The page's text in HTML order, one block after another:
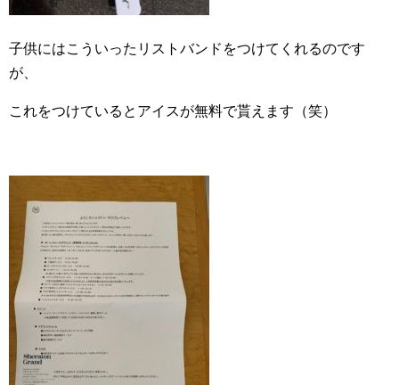
子供にはこういったリストバンドをつけてくれるのです
が、
これをつけているとアイスが無料で貰えます（笑）